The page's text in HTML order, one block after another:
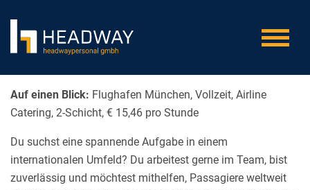
Auf einen Blick: Flughafen München, Vollzeit, Airline
Catering, 2-Schicht, € 15,46 pro Stunde
Du suchst eine spannende Aufgabe in einem
internationalen Umfeld? Du arbeitest gerne im Team, bist
zuverlässig und möchtest mithelfen, Passagiere weltweit